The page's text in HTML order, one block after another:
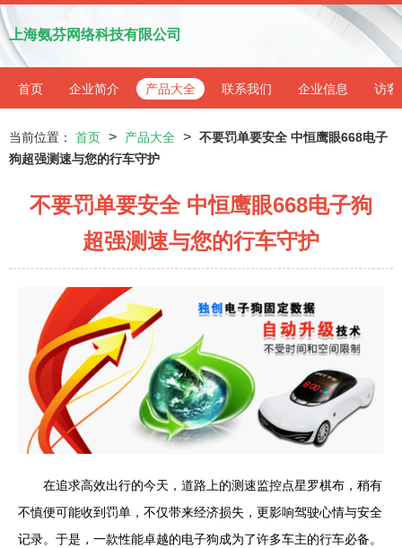
上海氨芬网络科技有限公司
首页 企业简介 产品大全 联系我们 企业信息 访客
当前位置： 首页 > 产品大全 > 不要罚单要安全 中恒鹰眼668电子
狗超强测速与您的行车守护
不要罚单要安全 中恒鹰眼668电子狗
超强测速与您的行车守护
在追求高效出行的今天，道路上的测速监控点星罗棋布，稍有
不慎便可能收到罚单，不仅带来经济损失，更影响驾驶心情与安全
记录。于是，一款性能卓越的电子狗成为了许多车主的行车必备。